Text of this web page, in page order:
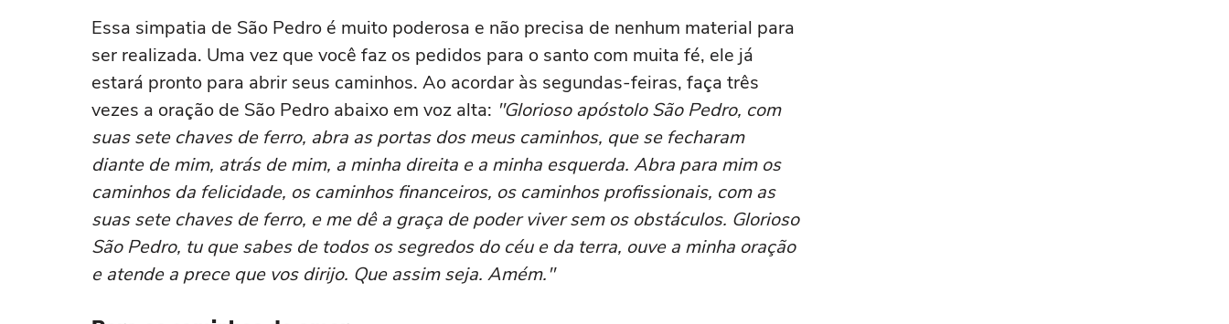
Essa simpatia de São Pedro é muito poderosa e não precisa de nenhum material para
ser realizada. Uma vez que você faz os pedidos para o santo com muita fé, ele já
estará pronto para abrir seus caminhos. Ao acordar às segundas-feiras, faça três
vezes a oração de São Pedro abaixo em voz alta: "Glorioso apóstolo São Pedro, com
suas sete chaves de ferro, abra as portas dos meus caminhos, que se fecharam
diante de mim, atrás de mim, a minha direita e a minha esquerda. Abra para mim os
caminhos da felicidade, os caminhos financeiros, os caminhos profissionais, com as
suas sete chaves de ferro, e me dê a graça de poder viver sem os obstáculos. Glorioso
São Pedro, tu que sabes de todos os segredos do céu e da terra, ouve a minha oração
e atende a prece que vos dirijo. Que assim seja. Amém."